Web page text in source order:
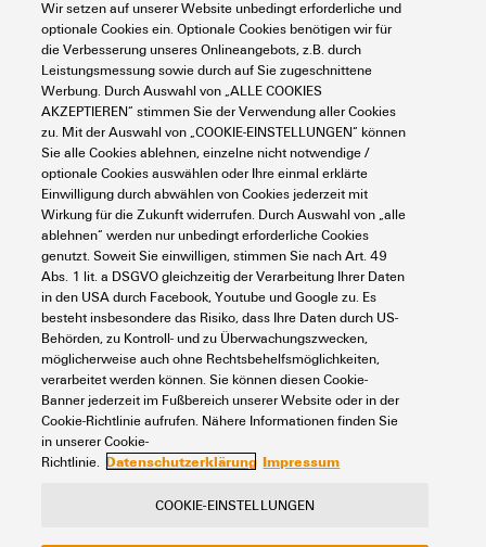
Support Center
Support Center
Suchen Sie regelmäßig nach Downloads?
Besuchen Sie unser Support Center!
Leistungsstarke Suche - Dank einer optimierten Suchfunktion
finden Sie Ihre Antwort noch schneller in unserem Support
Center
Mehrere Dateien auf einmal herunterladen. Verwenden Sie die
Schnellspur, um z. B. mehrere Step-Dateien auf einmal
herunterzuladen
Markieren Sie bevorzugte Produkte und Dokumente, sehen Sie
sich Anwendungshinweise, Video-Tutorials und FAQs an,
erstellen Sie Serviceanfragen, ...
Über unseren eShop
Wir setzen auf unserer Website unbedingt erforderliche und
optionale Cookies ein. Optionale Cookies benötigen wir für
die Verbesserung unseres Onlineangebots, z.B. durch
Leistungsmessung sowie durch auf Sie zugeschnittene
Werbung. Durch Auswahl von „ALLE COOKIES
AKZEPTIEREN“ stimmen Sie der Verwendung aller Cookies
zu. Mit der Auswahl von „COOKIE-EINSTELLUNGEN“ können
Sie alle Cookies ablehnen, einzelne nicht notwendige /
optionale Cookies auswählen oder Ihre einmal erklärte
Einwilligung durch abwählen von Cookies jederzeit mit
Wirkung für die Zukunft widerrufen. Durch Auswahl von „alle
ablehnen“ werden nur unbedingt erforderliche Cookies
genutzt. Soweit Sie einwilligen, stimmen Sie nach Art. 49
Abs. 1 lit. a DSGVO gleichzeitig der Verarbeitung Ihrer Daten
in den USA durch Facebook, Youtube und Google zu. Es
besteht insbesondere das Risiko, dass Ihre Daten durch US-
Behörden, zu Kontroll- und zu Überwachungszwecken,
möglicherweise auch ohne Rechtsbehelfsmöglichkeiten,
verarbeitet werden können. Sie können diesen Cookie-
Banner jederzeit im Fußbereich unserer Website oder in der
Cookie-Richtlinie aufrufen. Nähere Informationen finden Sie
in unserer Cookie-
Richtlinie. Datenschutzerklärung Impressum
COOKIE-EINSTELLUNGEN